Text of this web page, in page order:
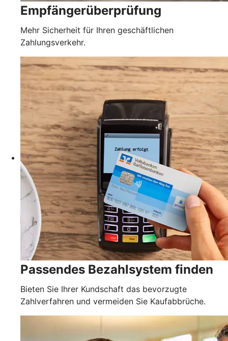
Empfängerüberprüfung
Mehr Sicherheit für Ihren geschäftlichen
Zahlungsverkehr.
Passendes Bezahlsystem finden
Bieten Sie Ihrer Kundschaft das bevorzugte
Zahlverfahren und vermeiden Sie Kaufabbrüche.